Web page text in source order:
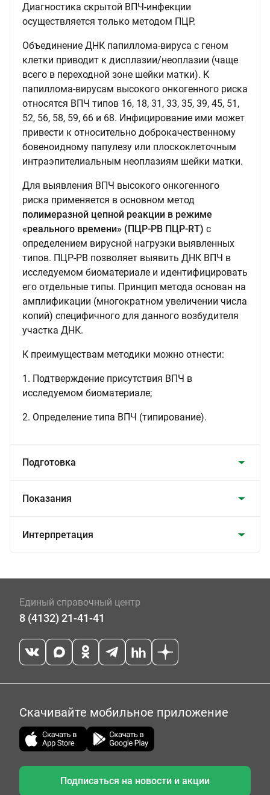
Диагностика скрытой ВПЧ-инфекции
осуществляется только методом ПЦР.
Объединение ДНК папиллома-вируса с геном
клетки приводит к дисплазии/неоплазии (чаще
всего в переходной зоне шейки матки). К
папиллома-вирусам высокого онкогенного риска
относятся ВПЧ типов 16, 18, 31, 33, 35, 39, 45, 51,
52, 56, 58, 59, 66 и 68. Инфицирование ими может
привести к относительно доброкачественному
бовеноидному папулезу или плоскоклеточным
интраэпителиальным неоплазиям шейки матки.
Для выявления ВПЧ высокого онкогенного
риска применяется в основном метод
полимеразной цепной реакции в режиме
«реального времени» (ПЦР-РВ ПЦР-RT) с
определением вирусной нагрузки выявленных
типов. ПЦР-РВ позволяет выявить ДНК ВПЧ в
исследуемом биоматериале и идентифицировать
его отдельные типы. Принцип метода основан на
амплификации (многократном увеличении числа
копий) специфичного для данного возбудителя
участка ДНК.
К преимуществам методики можно отнести:
1. Подтверждение присутствия ВПЧ в
исследуемом биоматериале;
2. Определение типа ВПЧ (типирование).
Подготовка
Показания
Интерпретация
Единый справочный центр
8 (4132) 21-41-41
Скачивайте мобильное приложение
Подписаться на новости и акции